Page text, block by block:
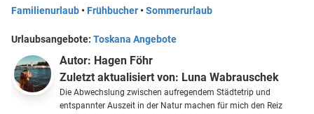
Familienurlaub • Frühbucher •Sommerurlaub
Urlaubsangebote: Toskana Angebote
Autor: Hagen Föhr
Zuletzt aktualisiert von: Luna Wabrauschek
Die Abwechslung zwischen aufregendem Städtetrip und
entspannter Auszeit in der Natur machen für mich den Reiz